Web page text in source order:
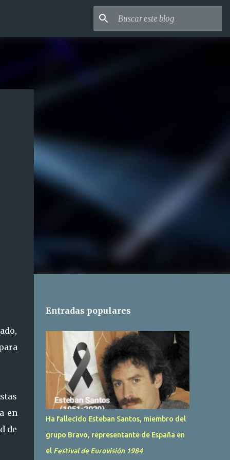
en
de
Entradas populares
Ha fallecido Esteban Santos, miembro del
grupo Bravo, representante de España en
el Festival de Eurovisión 1984